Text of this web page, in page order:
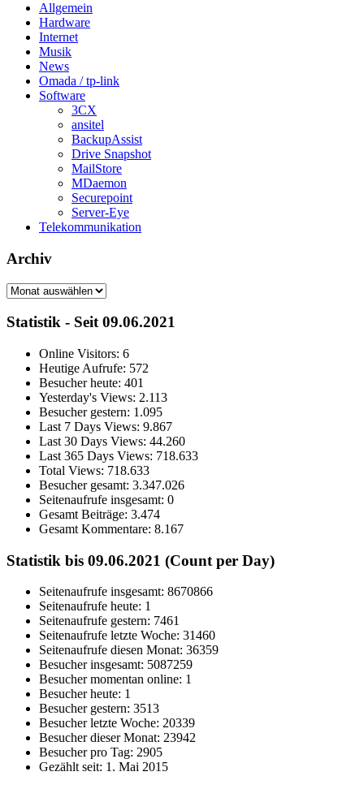
Allgemein
Hardware
Internet
Musik
News
Omada / tp-link
Software
3CX
ansitel
BackupAssist
Drive Snapshot
MailStore
MDaemon
Securepoint
Server-Eye
Telekommunikation
Archiv
Archiv
Statistik - Seit 09.06.2021
Online Visitors: 6
Heutige Aufrufe: 572
Besucher heute: 401
Yesterday's Views: 2.113
Besucher gestern: 1.095
Last 7 Days Views: 9.867
Last 30 Days Views: 44.260
Last 365 Days Views: 718.633
Total Views: 718.633
Besucher gesamt: 3.347.026
Seitenaufrufe insgesamt: 0
Gesamt Beiträge: 3.474
Gesamt Kommentare: 8.167
Statistik bis 09.06.2021 (Count per Day)
Seitenaufrufe insgesamt: 8670866
Seitenaufrufe heute: 1
Seitenaufrufe gestern: 7461
Seitenaufrufe letzte Woche: 31460
Seitenaufrufe diesen Monat: 36359
Besucher insgesamt: 5087259
Besucher momentan online: 1
Besucher heute: 1
Besucher gestern: 3513
Besucher letzte Woche: 20339
Besucher dieser Monat: 23942
Besucher pro Tag: 2905
Gezählt seit: 1. Mai 2015